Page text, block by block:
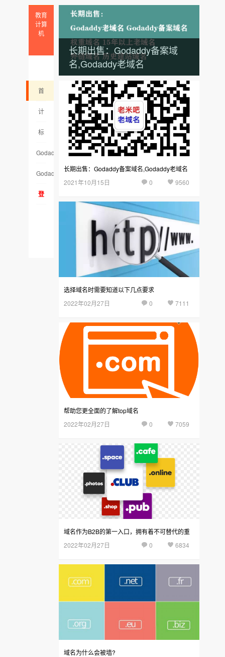
教育
计算
机
首
页
计
算
机
标
签
云
集
Godaddy
老
域
Godaddy
备
登
长期出售：Godaddy备案域
名,Godaddy老域名
长期出售：Godaddy备案域名,Godaddy老域名
2021年10月15日
9560
0
选择域名时需要知道以下几点要求
2022年02月27日
7111
0
帮助您更全面的了解top域名
2022年02月27日
7059
0
域名作为B2B的第一入口，拥有着不可替代的重
要作用
2022年02月27日 6834
0
域名为什么会被墙?